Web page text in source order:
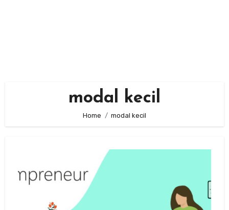
modal kecil
Home modal kecil